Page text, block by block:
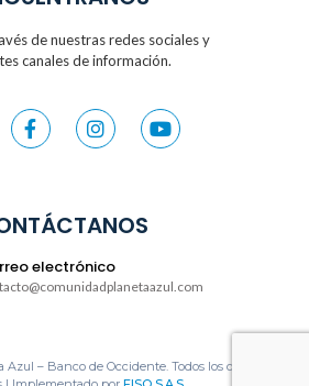
de nuestras redes sociales y
canales de información.
electrónico
– Banco de Occidente. Todos los derechos